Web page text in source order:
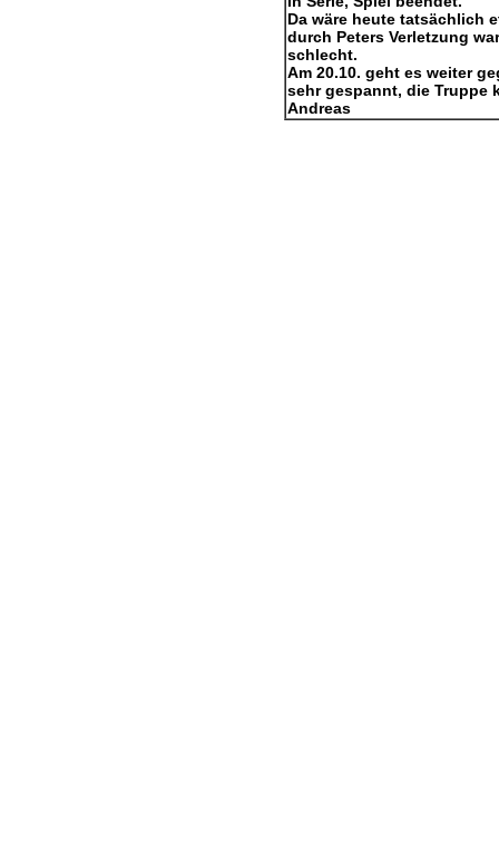
Da wäre heute tatsächlich
durch Peters Verletzung
schlecht.
Am 20.10. geht es weiter
sehr gespannt, die Truppe
Andreas